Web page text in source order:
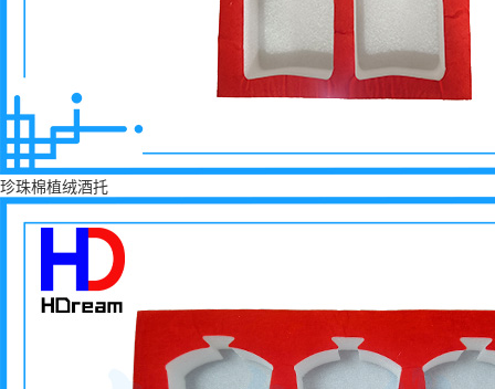
珍珠棉植绒酒托